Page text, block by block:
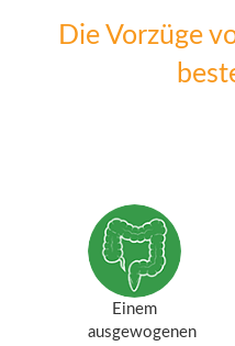
Die Vorzüge
Einem
ausgewogenen